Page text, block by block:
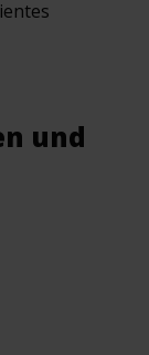
und